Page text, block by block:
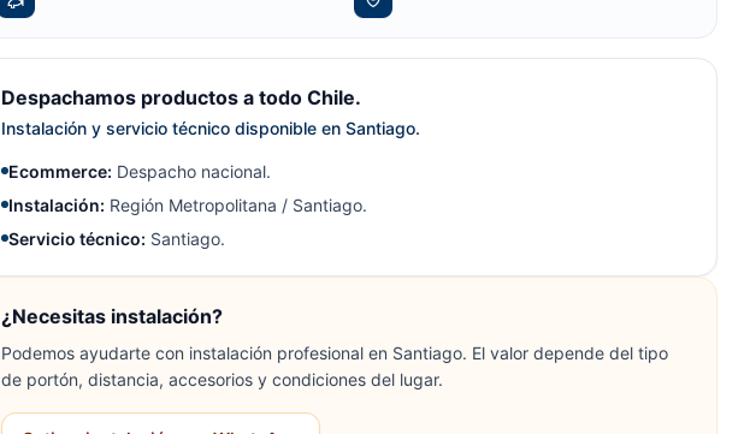
Despachamos productos a todo Chile.
Instalación y servicio técnico disponible en Santiago.
Ecommerce: Despacho nacional.
Instalación: Región Metropolitana / Santiago.
Servicio técnico: Santiago.
¿Necesitas instalación?
Podemos ayudarte con instalación profesional en Santiago. El valor depende del tipo
de portón, distancia, accesorios y condiciones del lugar.